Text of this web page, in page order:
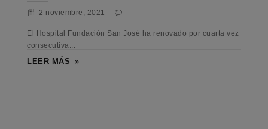
2 noviembre, 2021
El Hospital Fundación San José ha renovado por cuarta vez
consecutiva...
LEER MÁS